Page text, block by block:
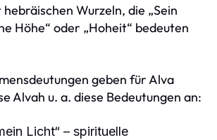
Wurzeln, die „Sein
Höhe“ oder „Hoheit“ bedeuten
geben für Alva
Alvah u. a. diese Bedeutungen an:
Licht“ – spirituelle